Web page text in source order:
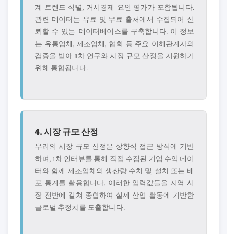
계 트렌드 식별, 거시경제 요인 평가가 포함됩니다.
관련 데이터는 유료 및 무료 출처에서 수집되어 신
뢰할 수 있는 데이터베이스를 구축합니다. 이 정보
는 유통업체, 제조업체, 협회 등 주요 이해관계자의
검증을 받아 1차 연구와 시장 규모 산정을 지원하기
위해 통합됩니다.
4. 시장 규모 산정
우리의 시장 규모 산정은 상향식 접근 방식에 기반
하며, 1차 인터뷰를 통해 직접 수집된 기업 수익 데이
터와 함께 제조업체의 생산량 수치 및 설치 또는 배
포 통계를 활용합니다. 이러한 입력값들을 지역 시
장 전반에 걸쳐 종합하여 실제 산업 활동에 기반한
글로벌 추정치를 도출합니다.